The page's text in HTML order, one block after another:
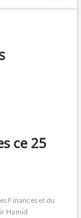
e
ce 25
Finances et du
Hamid